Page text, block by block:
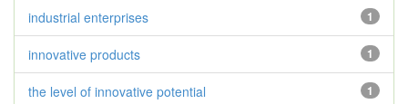
1
industrial enterprises
1
innovative products
1
the level of innovative potential